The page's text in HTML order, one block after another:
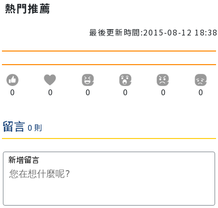
熱門推薦
最後更新時間:2015-08-12 18:38
0 0 0 0 0 0